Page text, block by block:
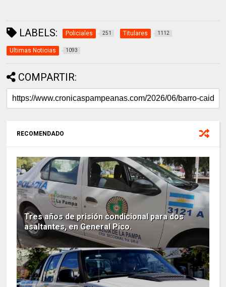
LABELS: Policiales 251 Titulares 1112
Ultimas Noticias 1093
COMPARTIR:
RECOMENDADO
Tres años de prisión condicional para dos
asaltantes, en General Pico.